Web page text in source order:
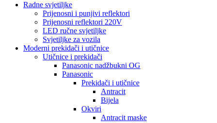
Radne svjetiljke
Prijenosni i punjivi reflektori
Prijenosni reflektori 220V
LED ručne svjetiljke
Svjetiljke za vozila
Moderni prekidači i utičnice
Utičnice i prekidači
Panasonic nadžbukni OG
Panasonic
Prekidači i utičnice
Antracit
Bijela
Okviri
Antracit maske